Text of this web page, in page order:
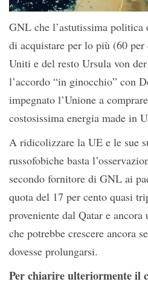
GNL che l’astutissima politica
di acquistare per lo più (60
Uniti e del resto Ursula von
l’accordo “in ginocchio” con
impegnato l’Unione a
costosissima energia made in
A ridicolizzare la UE e le sue
russofobiche basta
secondo fornitore di GNL ai
quota del 17 per cento quasi
proveniente dal Qatar e
che potrebbe crescere ancora
dovesse prolungarsi.
Per chiarire ulteriormente il